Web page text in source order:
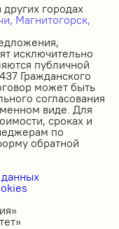
городах
Магнитогорск,
исключительно
публичной
Гражданского
может быть
согласования
виде. Для
сроках и
по
обратной